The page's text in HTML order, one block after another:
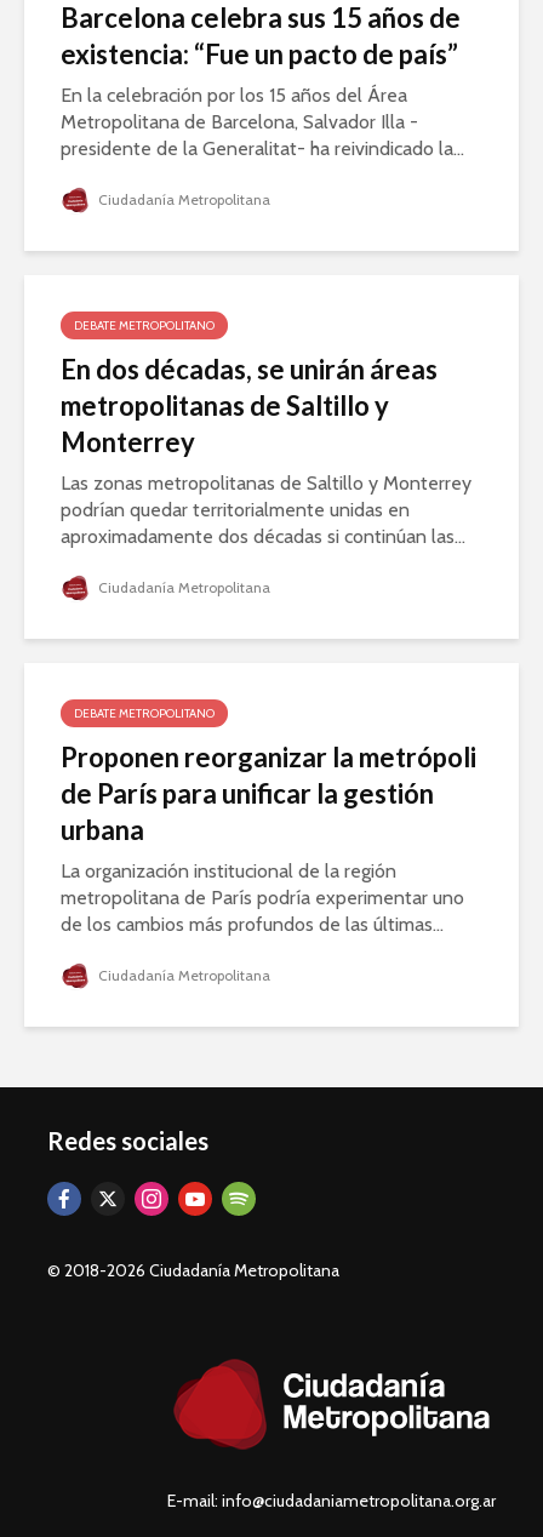
Barcelona celebra sus 15 años de
existencia: “Fue un pacto de país”
En la celebración por los 15 años del Área
Metropolitana de Barcelona, Salvador Illa -
presidente de la Generalitat- ha reivindicado la...
Ciudadanía Metropolitana
DEBATE METROPOLITANO
En dos décadas, se unirán áreas
metropolitanas de Saltillo y
Monterrey
Las zonas metropolitanas de Saltillo y Monterrey
podrían quedar territorialmente unidas en
aproximadamente dos décadas si continúan las...
Ciudadanía Metropolitana
DEBATE METROPOLITANO
Proponen reorganizar la metrópoli
de París para unificar la gestión
urbana
La organización institucional de la región
metropolitana de París podría experimentar uno
de los cambios más profundos de las últimas...
Ciudadanía Metropolitana
Redes sociales
© 2018-2026 Ciudadanía Metropolitana
E-mail: info@ciudadaniametropolitana.org.ar